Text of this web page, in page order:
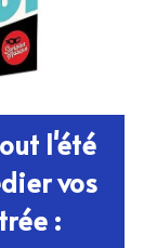
l'été
vos
: